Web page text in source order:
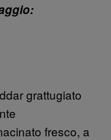
grattugiato
fresco, a